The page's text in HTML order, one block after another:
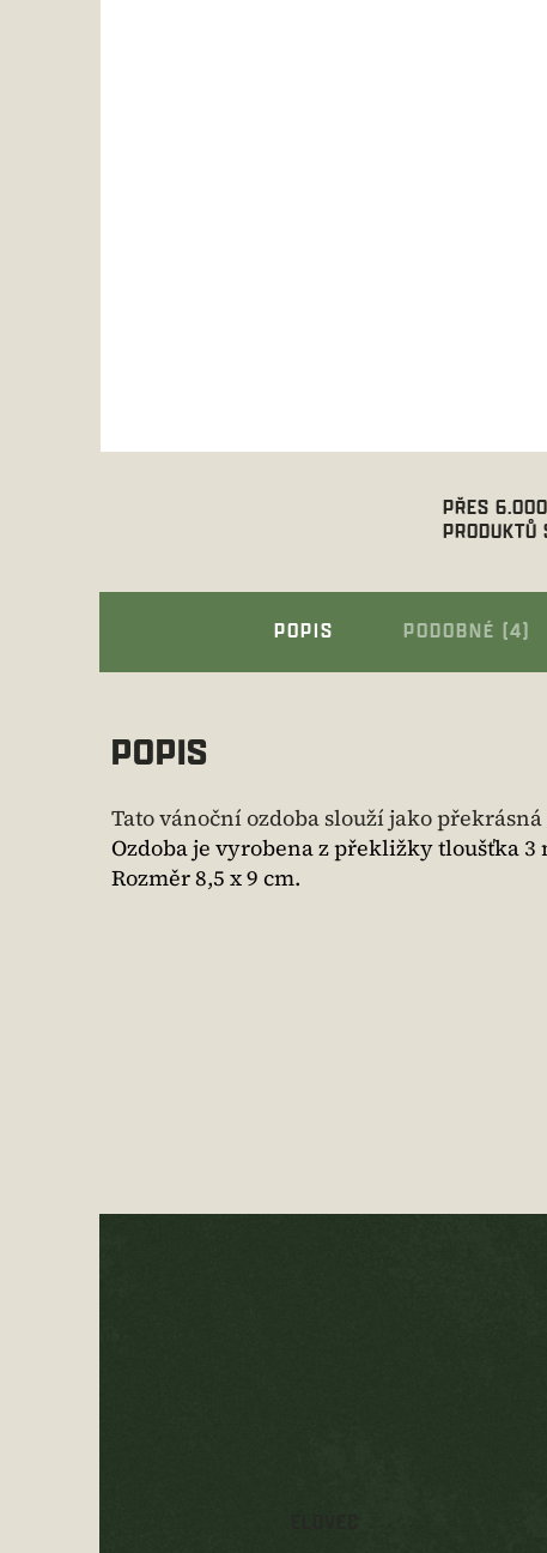
PŘES 6.000
PRODUKTŮ
POPIS PODOBNÉ (4)
POPIS
Tato vánoční ozdoba slouží jako
Ozdoba je vyrobena z překližky tloušťka 3
Rozměr 8,5 x 9 cm.